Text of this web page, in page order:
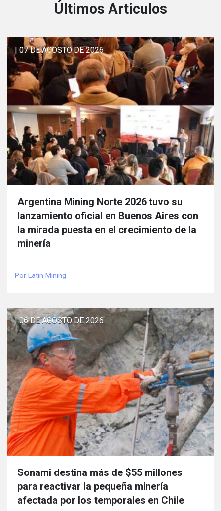
Últimos Articulos
| 07 DE AGOSTO DE 2026
Argentina Mining Norte 2026 tuvo su
lanzamiento oficial en Buenos Aires con
la mirada puesta en el crecimiento de la
minería
Por Latin Mining
| 06 DE AGOSTO DE 2026
Sonami destina más de $55 millones
para reactivar la pequeña minería
afectada por los temporales en Chile